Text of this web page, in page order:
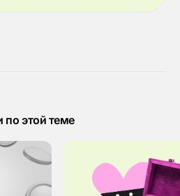
по этой теме